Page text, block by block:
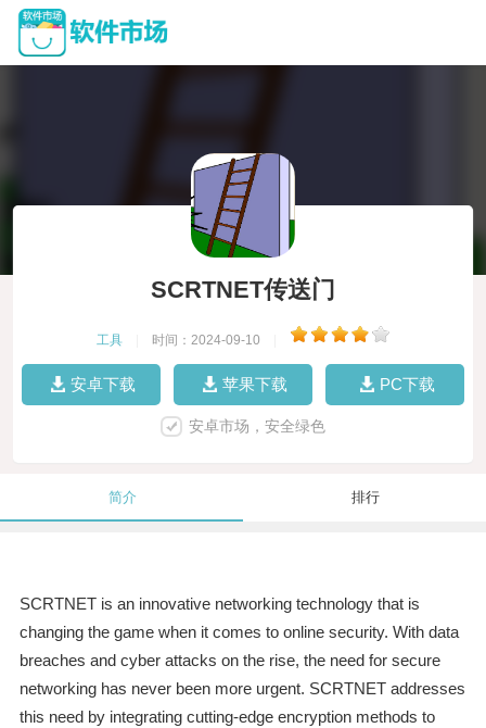
SCRTNET传送门
工具 时间：2024-09-10
安卓下载 苹果下载 PC下载
安卓市场，安全绿色
简介 排行
SCRTNET is an innovative networking technology that is
changing the game when it comes to online security. With data
breaches and cyber attacks on the rise, the need for secure
networking has never been more urgent. SCRTNET addresses
this need by integrating cutting-edge encryption methods to